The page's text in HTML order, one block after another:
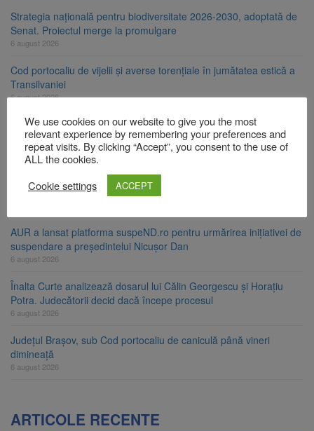
Strategia națională pentru biodiversitate 2026-2030, adoptată de
Senat. Proiectul merge la promulgare
6 august 2026
Cod portocaliu de vijelii și averse torențiale în jumătatea estică a
Transilvaniei
6 august 2026
Bărbat din Victoria, reținut după ce și-ar fi agresat soția de două
ori în câteva zile
6 august 2026
Urmele atelajului i-au condus pe polițiști la cioate. Bărbat prins în
pădure la Ormeniș
AUR a lansat platforma suspeND.ro pentru urmărirea inițiativei de
suspendare a președintelui Nicușor Dan
6 august 2026
Înalta Curte analizează dosarul lui Călin Georgescu și Horațiu
Potra. Judecătorii decid dacă începe procesul
6 august 2026
Județul Brașov, sub Cod portocaliu de caniculă până vineri
dimineață
6 august 2026
ARTICOLE RECENTE
We use cookies on our website to give you the most
relevant experience by remembering your preferences and
repeat visits. By clicking “Accept”, you consent to the use of
ALL the cookies.
Cookie settings
ACCEPT